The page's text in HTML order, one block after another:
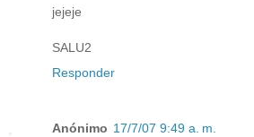
jejeje
SALU2
Responder
Anónimo 17/7/07 9:49 a. m.